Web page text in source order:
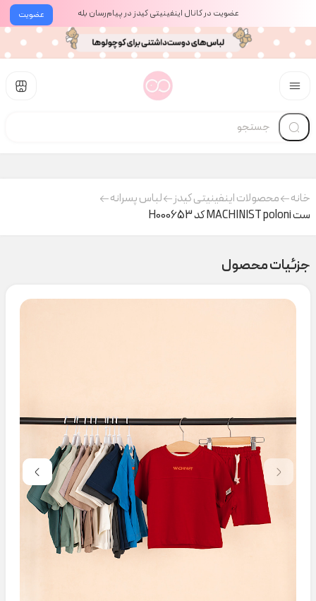
عضویت عضویت در کانال اینفینیتی کیدز در پیام‌رسان بله
خانه محصولات اینفینیتی کیدز
لباس پسرانه
ست MACHINIST poloni کد H000653
جزئیات محصول